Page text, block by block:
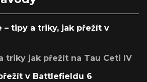
– tipy a triky, jak přežít v
triky jak přežít na Tau Ceti IV
v Battlefieldu 6